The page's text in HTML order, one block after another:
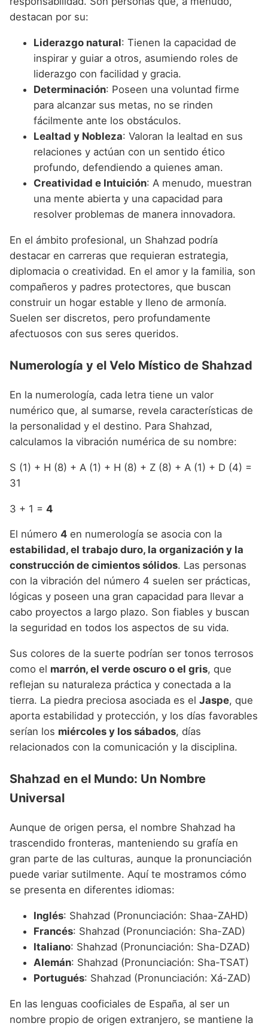
destacan por su:
Liderazgo natural: Tienen la capacidad de
inspirar y guiar a otros, asumiendo roles de
liderazgo con facilidad y gracia.
Determinación: Poseen una voluntad firme
para alcanzar sus metas, no se rinden
fácilmente ante los obstáculos.
Lealtad y Nobleza: Valoran la lealtad en sus
relaciones y actúan con un sentido ético
profundo, defendiendo a quienes aman.
Creatividad e Intuición: A menudo, muestran
una mente abierta y una capacidad para
resolver problemas de manera innovadora.
En el ámbito profesional, un Shahzad podría
destacar en carreras que requieran estrategia,
diplomacia o creatividad. En el amor y la familia, son
compañeros y padres protectores, que buscan
construir un hogar estable y lleno de armonía.
Suelen ser discretos, pero profundamente
afectuosos con sus seres queridos.
Numerología y el Velo Místico de Shahzad
En la numerología, cada letra tiene un valor
numérico que, al sumarse, revela características de
la personalidad y el destino. Para Shahzad,
calculamos la vibración numérica de su nombre:
S (1) + H (8) + A (1) + H (8) + Z (8) + A (1) + D (4) =
31
3 + 1 = 4
El número 4 en numerología se asocia con la
estabilidad, el trabajo duro, la organización y la
construcción de cimientos sólidos. Las personas
con la vibración del número 4 suelen ser prácticas,
lógicas y poseen una gran capacidad para llevar a
cabo proyectos a largo plazo. Son fiables y buscan
la seguridad en todos los aspectos de su vida.
Sus colores de la suerte podrían ser tonos terrosos
como el marrón, el verde oscuro o el gris, que
reflejan su naturaleza práctica y conectada a la
tierra. La piedra preciosa asociada es el Jaspe, que
aporta estabilidad y protección, y los días favorables
serían los miércoles y los sábados, días
relacionados con la comunicación y la disciplina.
Shahzad en el Mundo: Un Nombre
Universal
Aunque de origen persa, el nombre Shahzad ha
trascendido fronteras, manteniendo su grafía en
gran parte de las culturas, aunque la pronunciación
puede variar sutilmente. Aquí te mostramos cómo
se presenta en diferentes idiomas:
Inglés: Shahzad (Pronunciación: Shaa-ZAHD)
Francés: Shahzad (Pronunciación: Sha-ZAD)
Italiano: Shahzad (Pronunciación: Sha-DZAD)
Alemán: Shahzad (Pronunciación: Sha-TSAT)
Portugués: Shahzad (Pronunciación: Xá-ZAD)
En las lenguas cooficiales de España, al ser un
nombre propio de origen extranjero, se mantiene la